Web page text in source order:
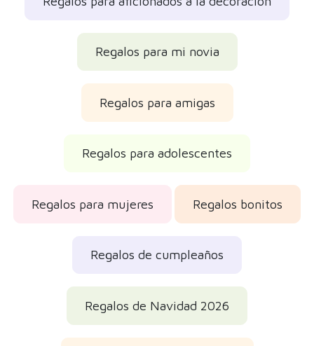
Regalos para mi novia
Regalos para amigas
Regalos para adolescentes
Regalos para mujeres Regalos bonitos
Regalos de cumpleaños
Regalos de Navidad 2026